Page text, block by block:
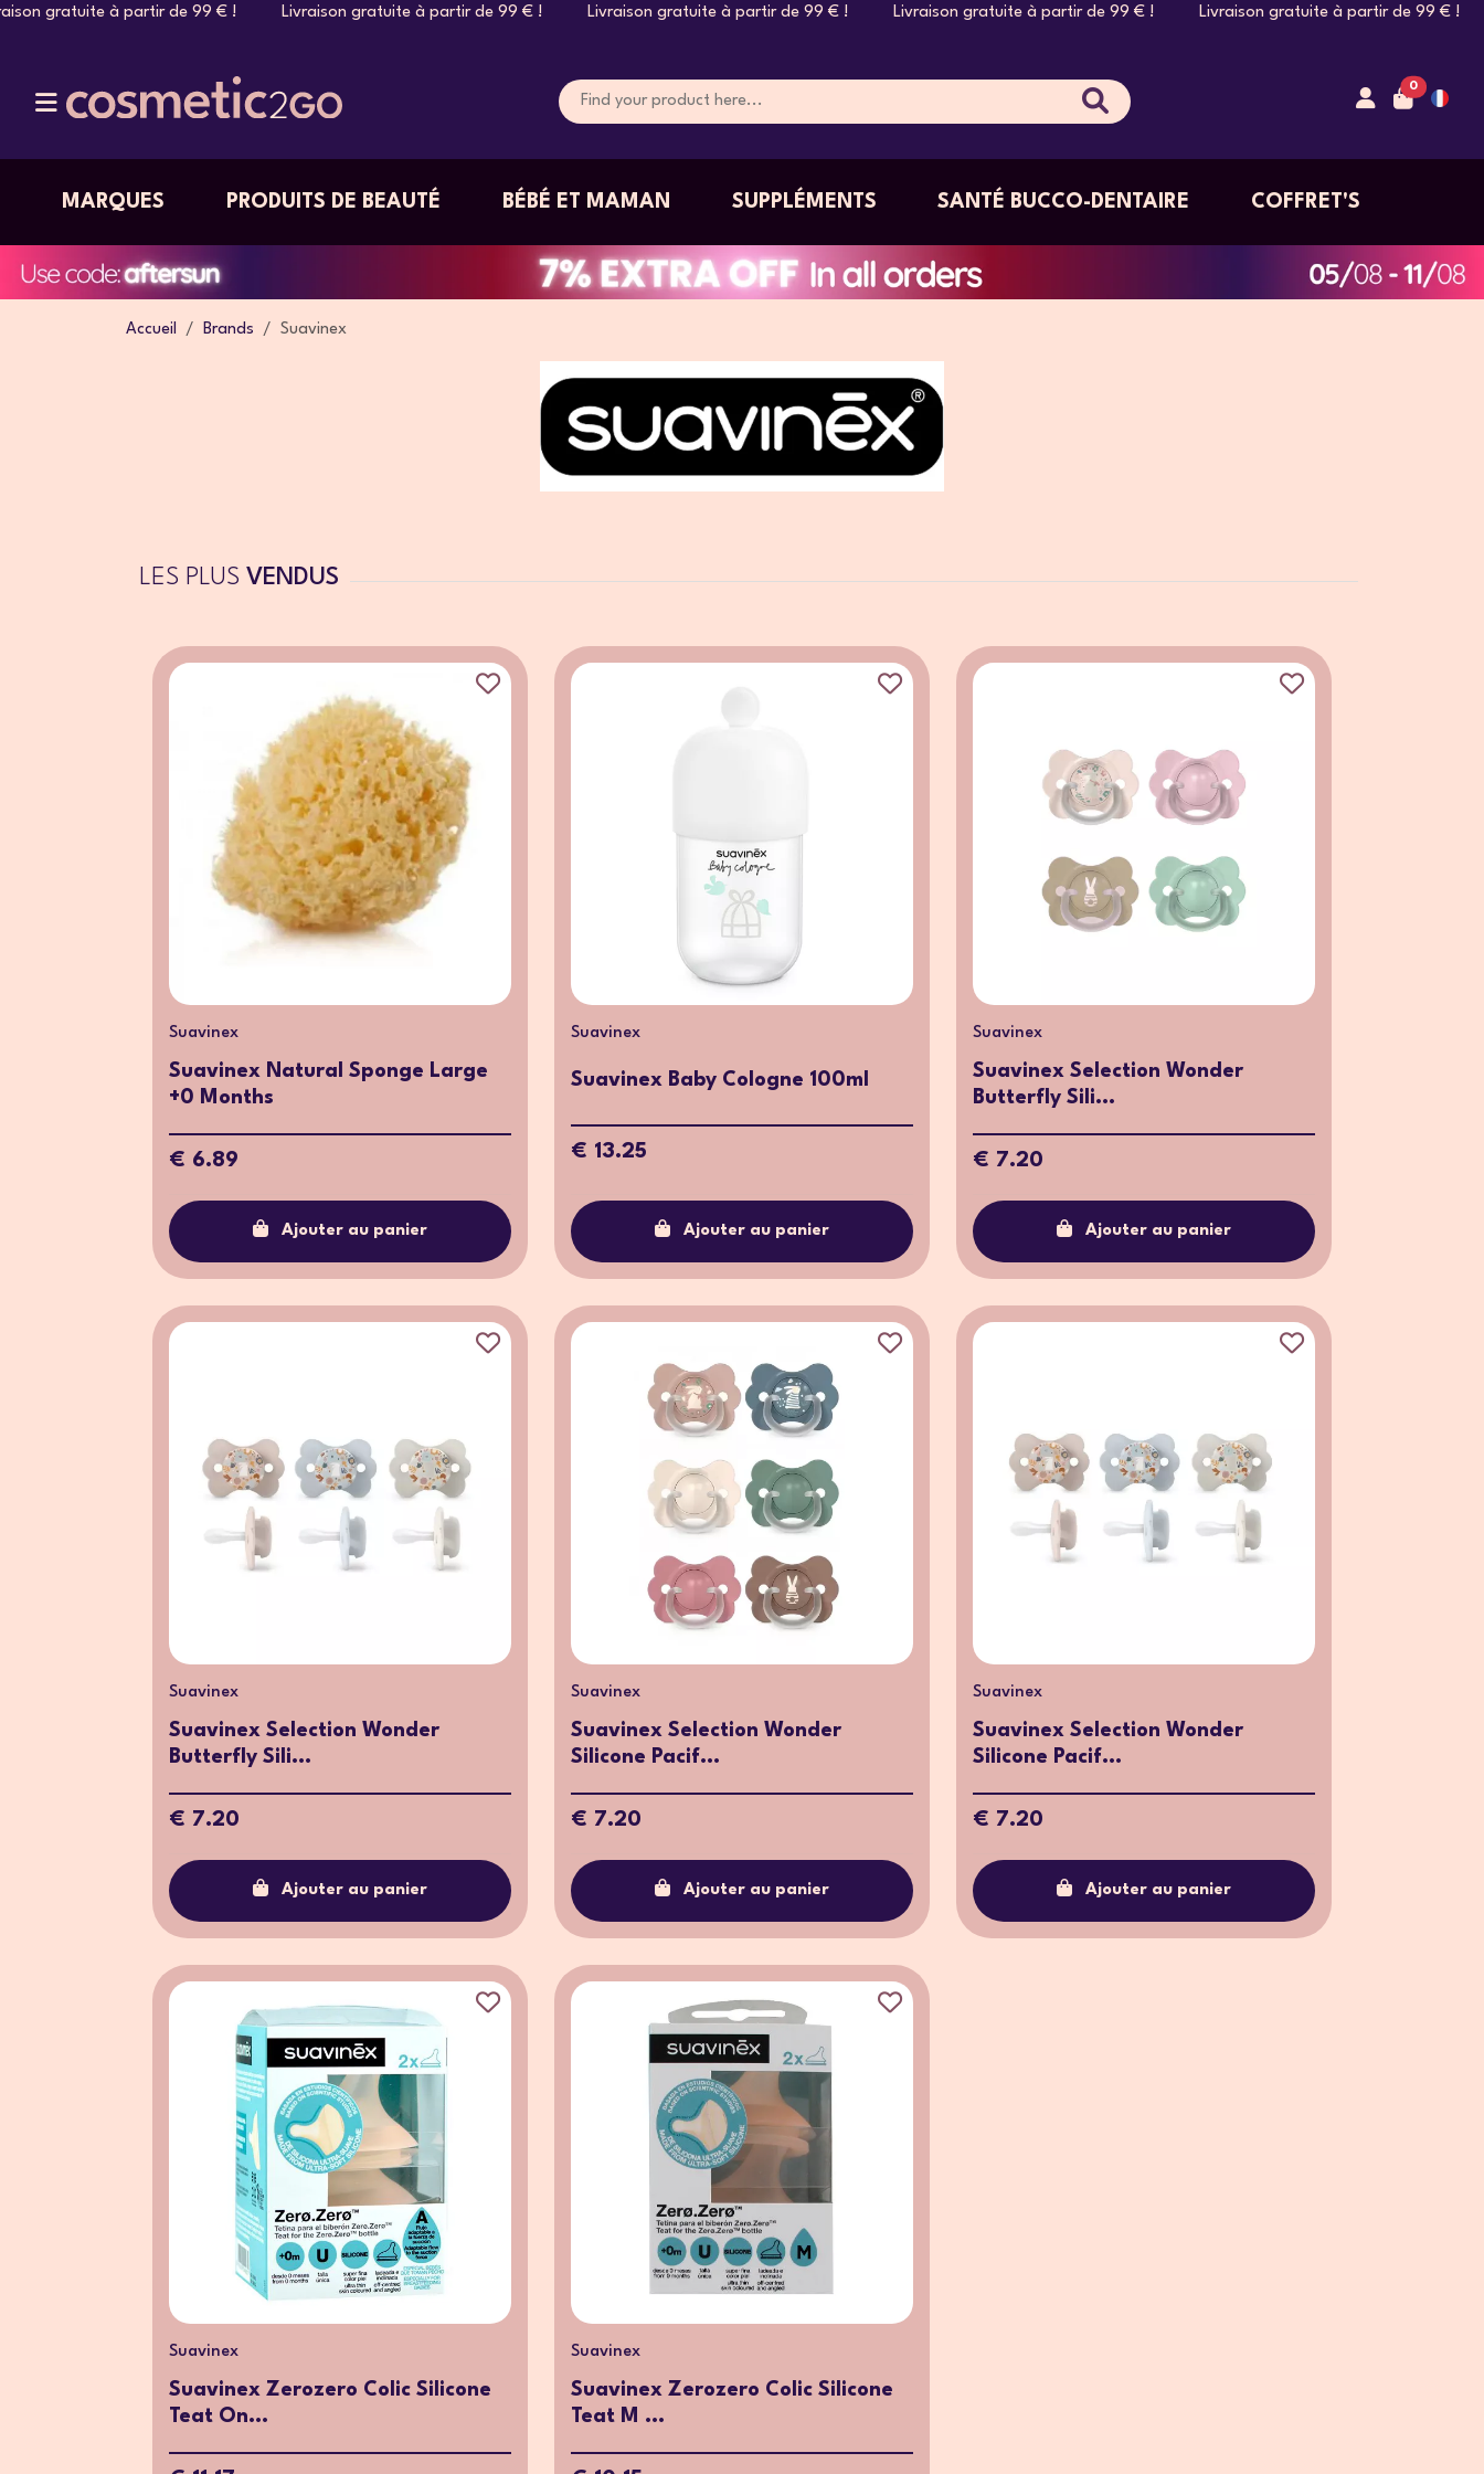
partir de 99 € ! Livraison gratuite à partir de 99 € ! Livraison gratuite à partir de 99 € ! Livraison gratuite à partir de 99 € ! Livraison gratuite à partir de 99 € !
0
MARQUES PRODUITS DE BEAUTÉ BÉBÉ ET MAMAN SUPPLÉMENTS SANTÉ BUCCO-DENTAIRE COFFRET'S
Accueil Brands Suavinex
LES PLUS VENDUS
Suavinex
Suavinex Natural Sponge Large
+0 Months
€ 6.89
Ajouter au panier
Suavinex
Suavinex Baby Cologne 100ml
€ 13.25
Ajouter au panier
Suavinex
Suavinex Selection Wonder
Butterfly Sili...
€ 7.20
Ajouter au panier
Suavinex
Suavinex Selection Wonder
Butterfly Sili...
€ 7.20
Ajouter au panier
Suavinex
Suavinex Selection Wonder
Silicone Pacif...
€ 7.20
Ajouter au panier
Suavinex
Suavinex Selection Wonder
Silicone Pacif...
€ 7.20
Ajouter au panier
Suavinex
Suavinex Zerozero Colic Silicone
Teat On...
Suavinex
Suavinex Zerozero Colic Silicone
Teat M ...